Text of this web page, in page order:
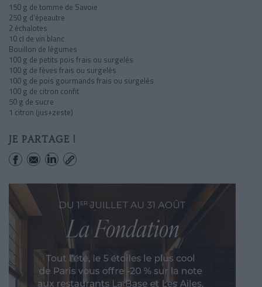
150 g de tomme de Savoie
250 g d’épeautre
2 échalotes
10 cl de vin blanc
Bouillon de légumes
100 g de petits pois frais ou surgelés
100 g de fèves frais ou surgelés
100 g de pois gourmands frais ou surgelés
100 g de citron confit
50 g de sucre
1 citron (jus+zeste)
JE PARTAGE !